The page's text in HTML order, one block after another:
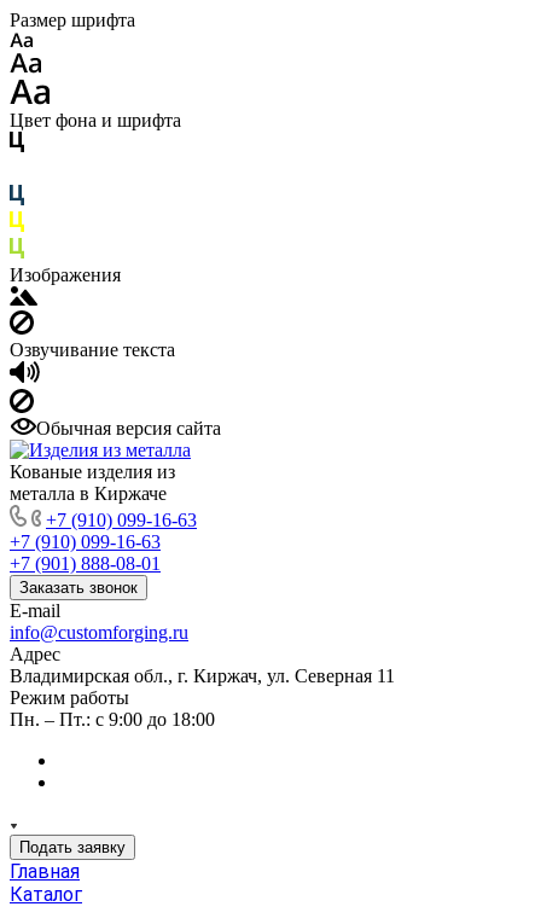
Размер шрифта
Цвет фона и шрифта
Изображения
Озвучивание текста
Обычная версия сайта
Кованые изделия из
металла в Киржаче
+7 (910) 099-16-63
+7 (910) 099-16-63
+7 (901) 888-08-01
Заказать звонок
E-mail
info@customforging.ru
Адрес
Владимирская обл., г. Киржач, ул. Северная 11
Режим работы
Пн. – Пт.: с 9:00 до 18:00
Подать заявку
Главная
Каталог